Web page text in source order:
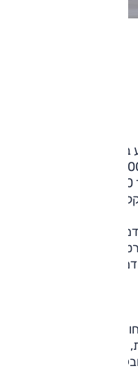
טכנית, מוצע גם
אבזור ובטיחות משופר –
אלא מוסיף עליו ולא
על האופן בו הוא
הוא ביחס לקודמו